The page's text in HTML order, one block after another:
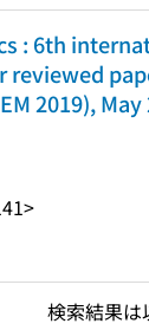
: 6th
reviewed
2019),
検索結果は